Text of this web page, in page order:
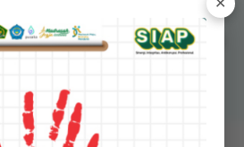
Negeri 1 Banyuwangi